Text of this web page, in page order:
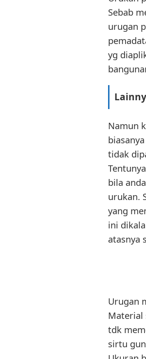
Sebab
urugan
yg
Namun
tidak
bila
urukan.
yang
ini
atasnya
Urugan
Material
tdk
sirtu